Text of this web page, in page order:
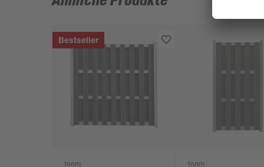
Bestseller
toom toom